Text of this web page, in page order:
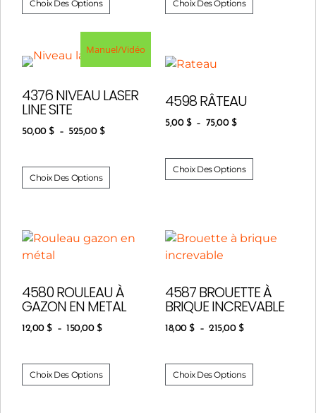
Choix Des Options Choix Des Options
Manuel/Vidéo
4376 NIVEAU LASER
LINE SITE
50,00$ – 525,00 $
Choix Des Options
4598 RÂTEAU
5,00 $ – 75,00 $
Choix Des Options
4580 ROULEAU À
GAZON EN METAL
12,00$ – 150,00 $
Choix Des Options
4587 BROUETTE À
BRIQUE INCREVABLE
18,00$ – 215,00 $
Choix Des Options